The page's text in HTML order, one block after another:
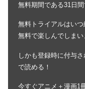
無料期間である31日
無料トライアルはい
無料で楽しんでしまい
しかも登録時に付与
で読める！
今すぐアニメ＋漫画1